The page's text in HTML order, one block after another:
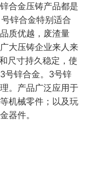
合金压铸产品都是
号锌合金特别适合
质优越，废渣量
大压铸企业来人来
尺寸持久稳定，使
3号锌合金。 3号锌
。产品广泛应用于
机械零件；以及玩
器件。